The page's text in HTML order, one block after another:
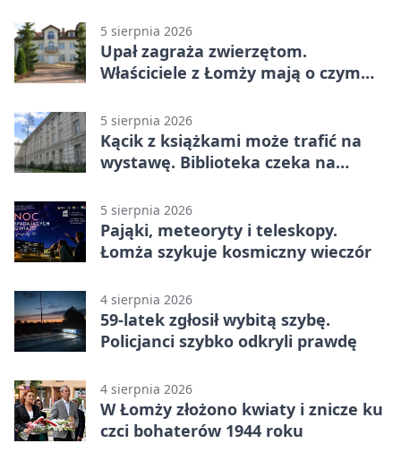
5 sierpnia 2026
Upał zagraża zwierzętom.
Właściciele z Łomży mają o czym
5 sierpnia 2026
Kącik z książkami może trafić na
wystawę. Biblioteka czeka na
5 sierpnia 2026
Pająki, meteoryty i teleskopy.
Łomża szykuje kosmiczny wieczór
4 sierpnia 2026
59-latek zgłosił wybitą szybę.
Policjanci szybko odkryli prawdę
4 sierpnia 2026
W Łomży złożono kwiaty i znicze ku
czci bohaterów 1944 roku